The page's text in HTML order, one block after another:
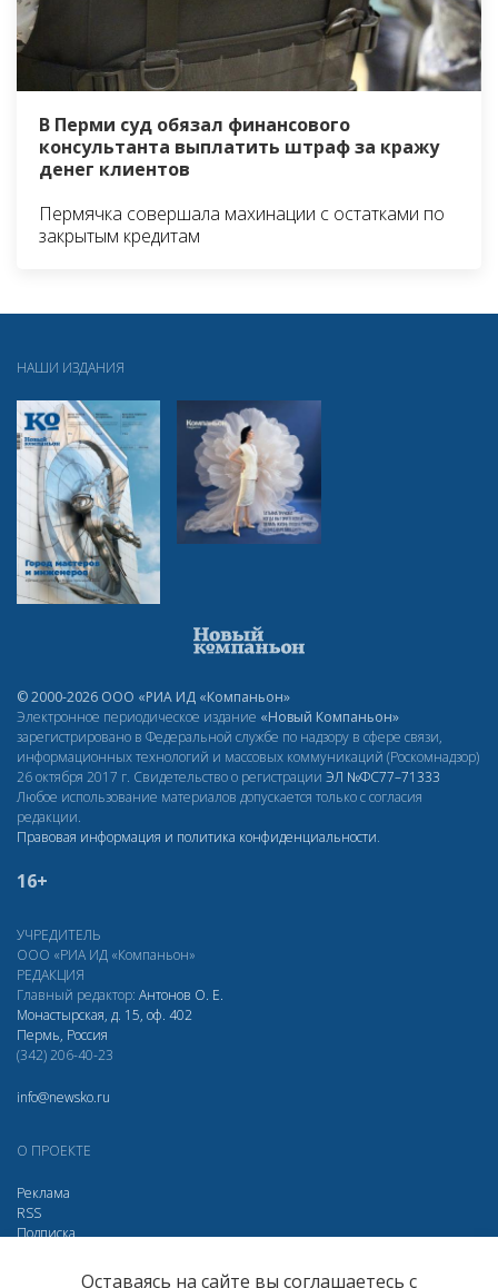
В Перми суд обязал финансового
консультанта выплатить штраф за кражу
денег клиентов
Пермячка совершала махинации с остатками по
закрытым кредитам
НАШИ ИЗДАНИЯ
© 2000-2026 ООО «РИА ИД «Компаньон»
Электронное периодическое издание «Новый Компаньон»
зарегистрировано в Федеральной службе по надзору в сфере связи,
информационных технологий и массовых коммуникаций (Роскомнадзор)
26 октября 2017 г. Свидетельство о регистрации ЭЛ №ФС77–71333
Любое использование материалов допускается только с согласия
редакции.
Правовая информация и политика конфиденциальности.
16+
УЧРЕДИТЕЛЬ
ООО «РИА ИД «Компаньон»
РЕДАКЦИЯ
Главный редактор: Антонов О. Е.
Монастырская, д. 15, оф. 402
Пермь, Россия
(342) 206-40-23
info@newsko.ru
О ПРОЕКТЕ
Реклама
RSS
Подписка
ОдноклассникиОставаясь на сайте вы соглашаетесь с